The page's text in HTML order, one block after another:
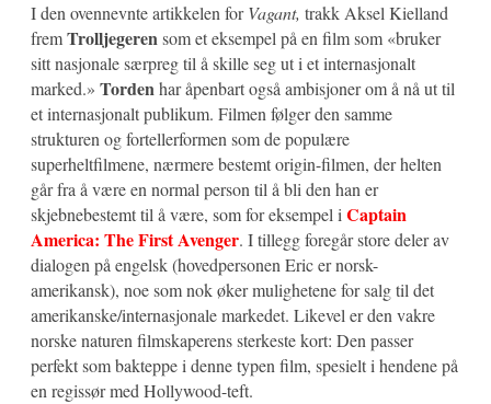
I den ovennevnte artikkelen forVagant, trakk Aksel Kielland
fremTrolljegerensom et eksempel på en film som «bruker
sitt nasjonale særpreg til å skille seg ut i et internasjonalt
marked.» Tordenhar åpenbart også ambisjoner om å nå ut til
et internasjonalt publikum. Filmen følger den samme
strukturen og fortellerformen som de populære
superheltfilmene, nærmere bestemt origin-filmen, der helten
går fra å være en normal person til å bli den han er
skjebnebestemt til å være, som for eksempel i Captain
America: The First Avenger. I tillegg foregår store deler av
dialogen på engelsk (hovedpersonen Eric er norsk-
amerikansk), noe som nok øker mulighetene for salg til det
amerikanske/internasjonale markedet. Likevel er den vakre
norske naturen filmskaperens sterkeste kort: Den passer
perfekt som bakteppe i denne typen film, spesielt i hendene på
en regissør med Hollywood-teft.